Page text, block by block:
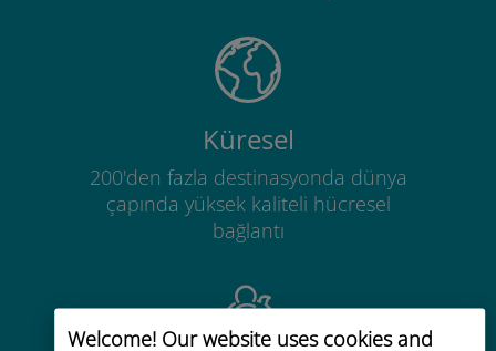
Welcome! Our website uses cookies and
Küresel
200'den fazla destinasyonda dünya
çapında yüksek kaliteli hücresel
bağlantı